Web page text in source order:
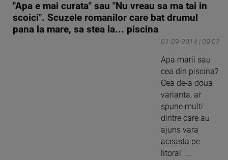
"Apa e mai curata" sau "Nu vreau sa ma tai in
scoici". Scuzele romanilor care bat drumul
pana la mare, sa stea la... piscina
01-09-2014 | 09:02
Apa marii sau
cea din piscina?
Cea de-a doua
varianta, ar
spune multi
dintre care au
ajuns vara
aceasta pe
litoral. ...